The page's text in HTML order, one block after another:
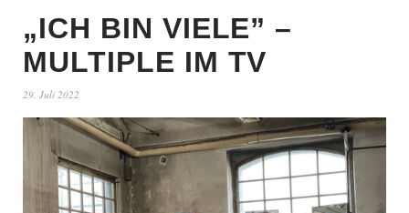
„ICH BIN VIELE” –
MULTIPLE IM TV
29. Juli 2022